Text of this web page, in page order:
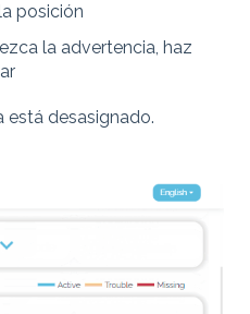
posición
la advertencia, haz
está desasignado.